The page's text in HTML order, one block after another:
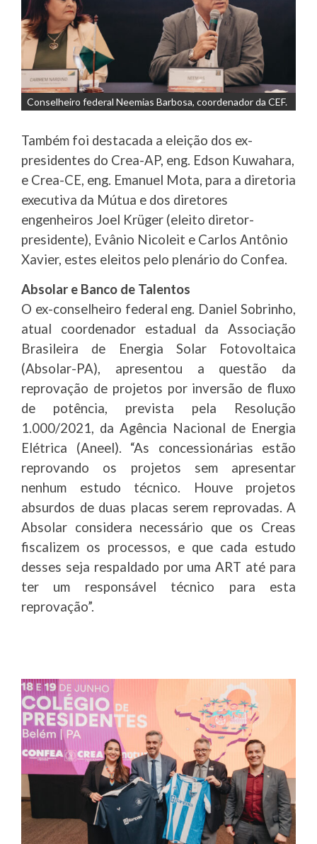
Conselheiro federal Neemias Barbosa, coordenador da CEF.
Também foi destacada a eleição dos ex-
presidentes do Crea-AP, eng. Edson Kuwahara,
e Crea-CE, eng. Emanuel Mota, para a diretoria
executiva da Mútua e dos diretores
engenheiros Joel Krüger (eleito diretor-
presidente), Evânio Nicoleit e Carlos Antônio
Xavier, estes eleitos pelo plenário do Confea.
Absolar e Banco de Talentos
O ex-conselheiro federal eng. Daniel Sobrinho,
atual coordenador estadual da Associação
Brasileira de Energia Solar Fotovoltaica
(Absolar-PA), apresentou a questão da
reprovação de projetos por inversão de fluxo
de potência, prevista pela Resolução
1.000/2021, da Agência Nacional de Energia
Elétrica (Aneel). “As concessionárias estão
reprovando os projetos sem apresentar
nenhum estudo técnico. Houve projetos
absurdos de duas placas serem reprovadas. A
Absolar considera necessário que os Creas
fiscalizem os processos, e que cada estudo
desses seja respaldado por uma ART até para
ter um responsável técnico para esta
reprovação”.